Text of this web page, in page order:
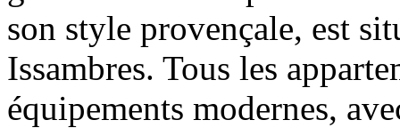
son style provençale, est
Issambres. Tous les
équipements modernes,